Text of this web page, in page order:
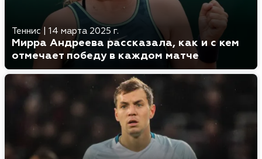
Теннис| 14 марта 2025 г.
Мирра Андреева рассказала, как и с кем
отмечает победу в каждом матче